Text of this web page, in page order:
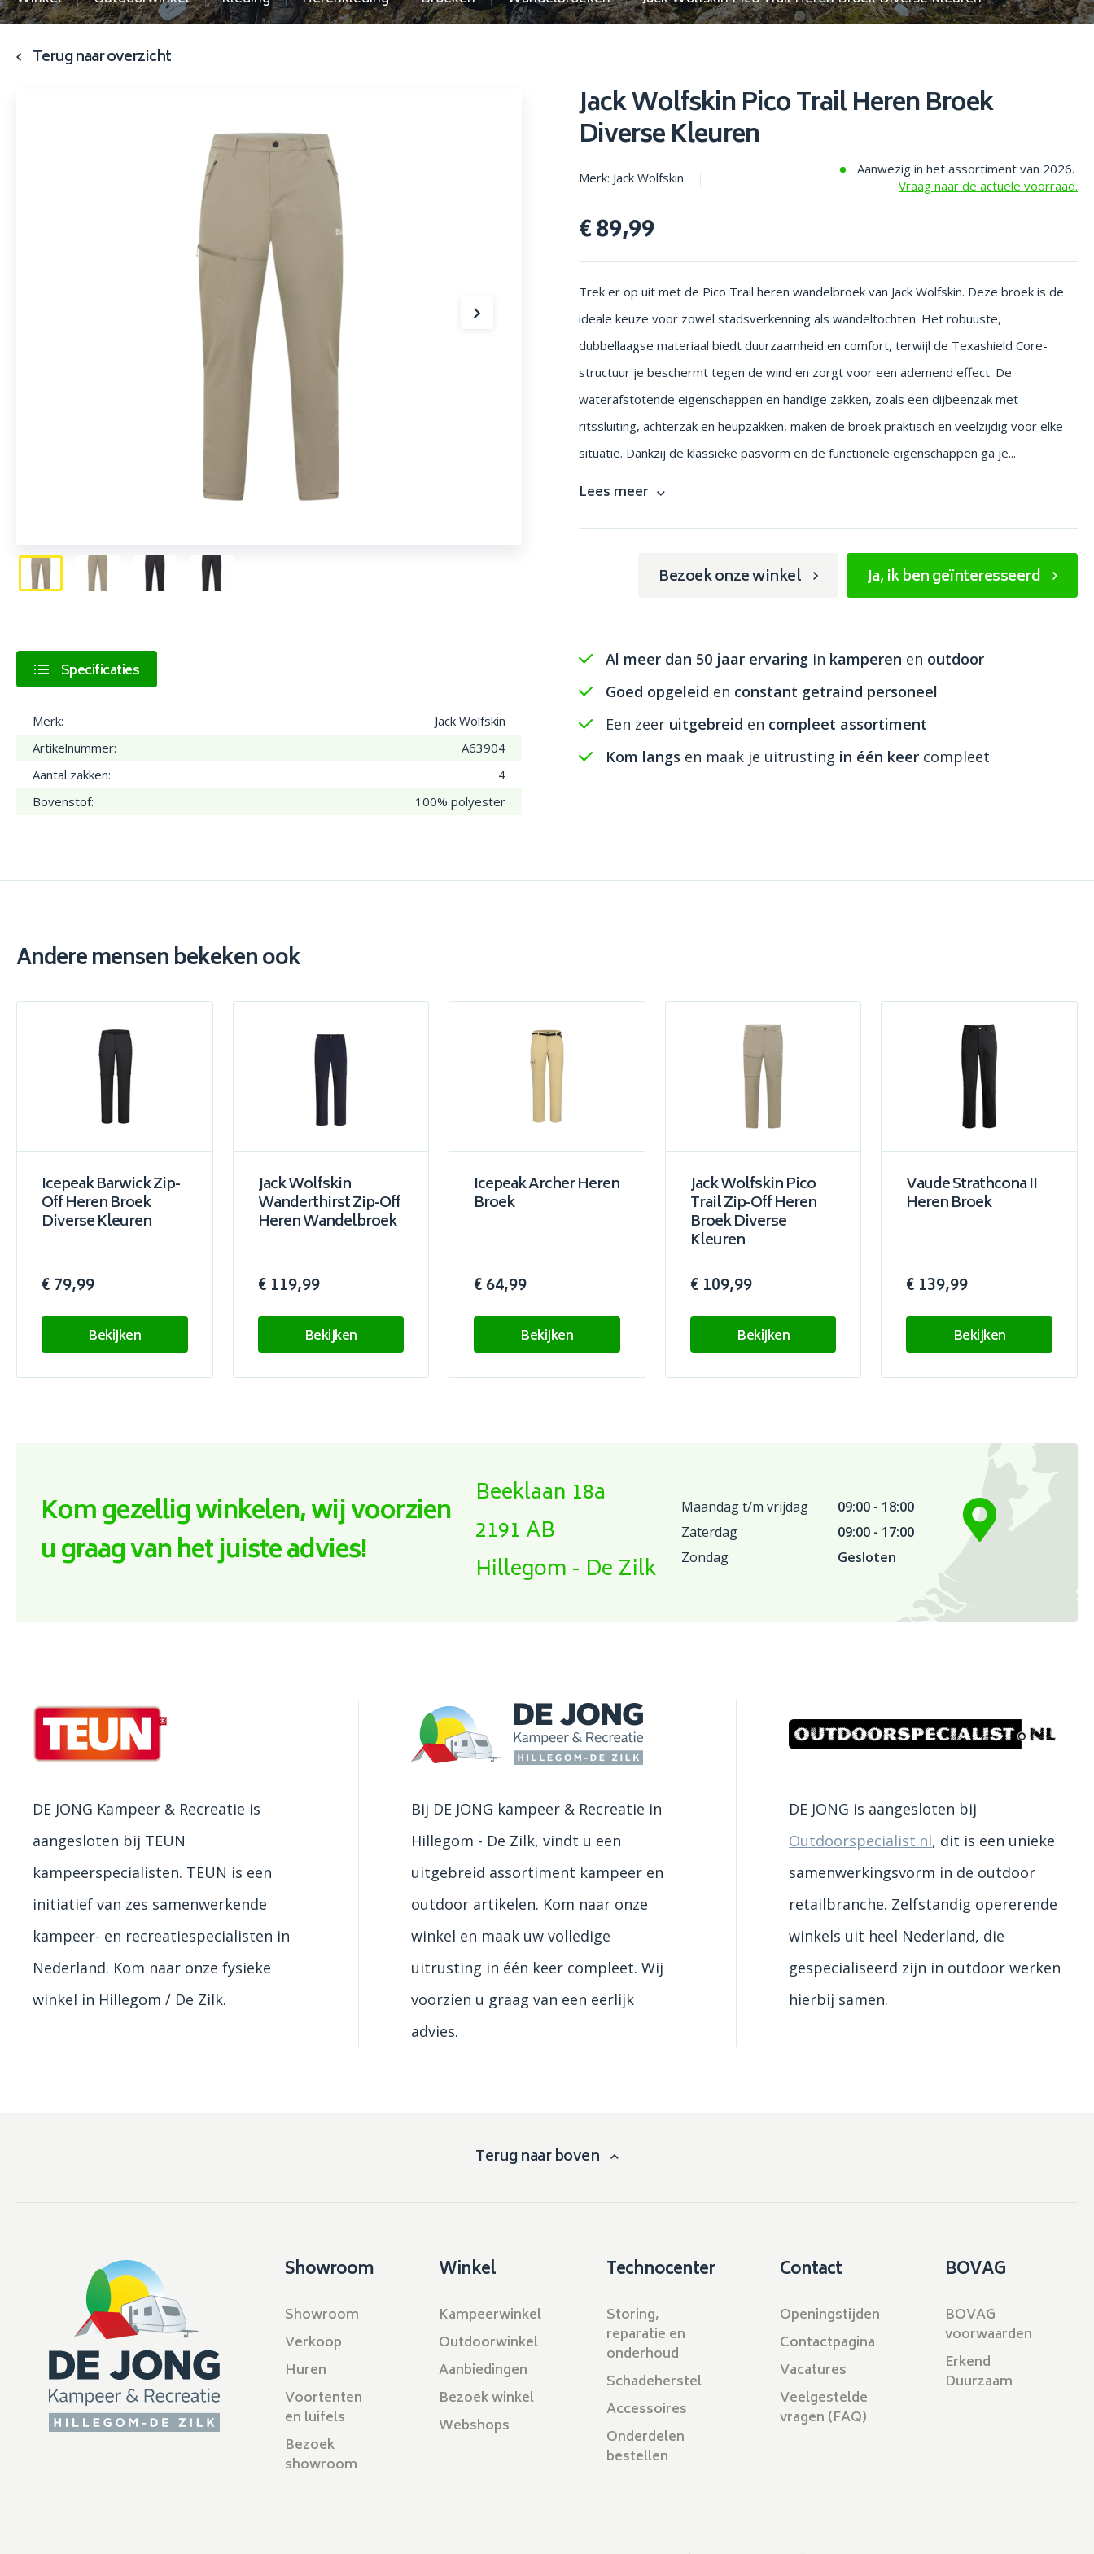
en parasols
Terug naar overzicht
Specificaties
Merk:
Jack Wolfskin
Artikelnummer:
A63904
Aantal zakken:
4
Bovenstof:
100% polyester
Jack Wolfskin Pico Trail Heren Broek
Diverse Kleuren
Merk: Jack Wolfskin
Aanwezig in het assortiment van 2026.
Vraag naar de actuele voorraad.
€ 89,99
Trek er op uit met de Pico Trail heren wandelbroek van Jack Wolfskin. Deze broek is de
ideale keuze voor zowel stadsverkenning als wandeltochten. Het robuuste,
dubbellaagse materiaal biedt duurzaamheid en comfort, terwijl de Texashield Core-
structuur je beschermt tegen de wind en zorgt voor een ademend effect. De
waterafstotende eigenschappen en handige zakken, zoals een dijbeenzak met
ritssluiting, achterzak en heupzakken, maken de broek praktisch en veelzijdig voor elke
situatie. Dankzij de klassieke pasvorm en de functionele eigenschappen ga je...
Lees meer
Bezoek onze winkel Ja, ik ben geïnteresseerd
Al meer dan 50 jaar ervaring in kamperen en outdoor
Goed opgeleid en constant getraind personeel
Een zeer uitgebreid en compleet assortiment
Kom langs en maak je uitrusting in één keer compleet
Andere mensen bekeken ook
Icepeak Barwick Zip-
Off Heren Broek
Diverse Kleuren
€ 79,99
Bekijken
Jack Wolfskin
Wanderthirst Zip-Off
Heren Wandelbroek
€ 119,99
Bekijken
Icepeak Archer Heren
Broek
€ 64,99
Bekijken
Jack Wolfskin Pico
Trail Zip-Off Heren
Broek Diverse
Kleuren
€ 109,99
Bekijken
Vaude Strathcona II
Heren Broek
€ 139,99
Bekijken
Kom gezellig winkelen, wij voorzien
u graag van het juiste advies!
Beeklaan 18a
2191 AB
Hillegom - De Zilk
Maandag t/m vrijdag
09:00 - 18:00
Zaterdag
09:00 - 17:00
Zondag
Gesloten
DE JONG Kampeer & Recreatie is
aangesloten bij TEUN
kampeerspecialisten. TEUN is een
initiatief van zes samenwerkende
kampeer- en recreatiespecialisten in
Nederland. Kom naar onze fysieke
winkel in Hillegom / De Zilk.
Bij DE JONG kampeer & Recreatie in
Hillegom - De Zilk, vindt u een
uitgebreid assortiment kampeer en
outdoor artikelen. Kom naar onze
winkel en maak uw volledige
uitrusting in één keer compleet. Wij
voorzien u graag van een eerlijk
advies.
DE JONG is aangesloten bij
Outdoorspecialist.nl, dit is een unieke
samenwerkingsvorm in de outdoor
retailbranche. Zelfstandig opererende
winkels uit heel Nederland, die
gespecialiseerd zijn in outdoor werken
hierbij samen.
Terug naar boven
Showroom
Showroom
Verkoop
Huren
Voortenten
en luifels
Bezoek
showroom
Winkel
Kampeerwinkel
Outdoorwinkel
Aanbiedingen
Bezoek winkel
Webshops
Technocenter
Storing,
reparatie en
onderhoud
Schadeherstel
Accessoires
Onderdelen
bestellen
Contact
Openingstijden
Contactpagina
Vacatures
Veelgestelde
vragen (FAQ)
BOVAG
BOVAG
voorwaarden
Erkend
Duurzaam